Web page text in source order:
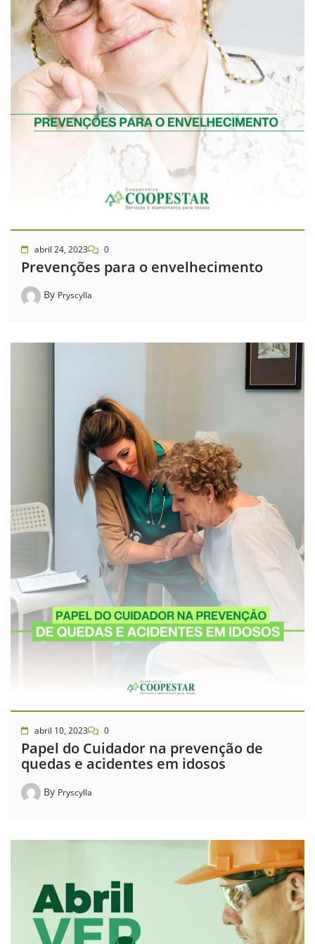
abril 24, 2023 0
Prevenções para o envelhecimento
By Pryscylla
abril 10, 2023 0
Papel do Cuidador na prevenção de
quedas e acidentes em idosos
By Pryscylla